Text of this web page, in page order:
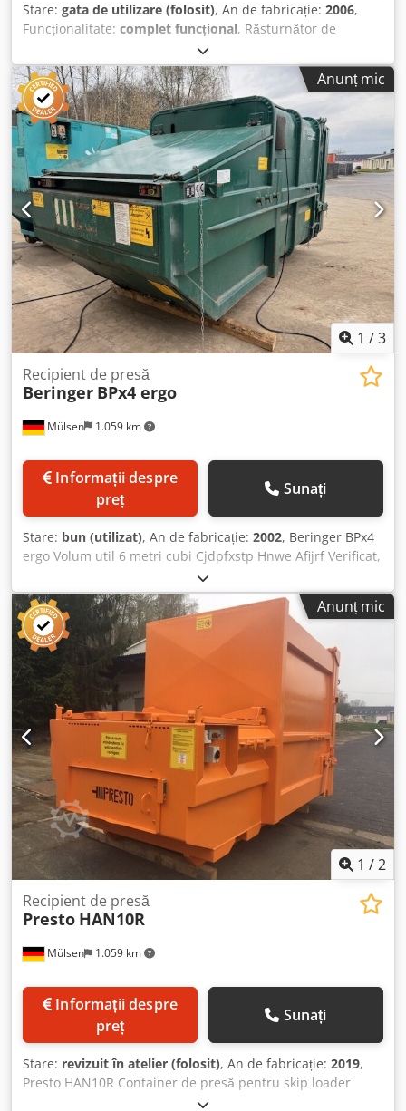
Stare: gata de utilizare (folosit), An de fabricație: 2006,
Funcționalitate: complet funcțional, Răsturnător de
containere în stare bună pentru containere cu roți. Mai
multe disponibile pentru vânzare sau închiriere.
Cedpezhnnijfx Afijrf
Anunț mic
1 /3
Mülsen 1.059 km
Recipient de presă
Beringer BPx4 ergo
preț
Sunați
Stare: bun (utilizat), An de fabricație: 2002, Beringer BPx4
ergo Volum util 6 metri cubi Cjdpfxstp Hnwe Afijrf Verificat,
întreținut, complet funcțional. Aplicarea unei vopsele
suplimentare în culoarea RAL dorită este posibilă.
Noes3koku Cu plăcere vă vom oferi o ofertă, inclusiv
livrarea.
Anunț mic
1 /2
Mülsen 1.059 km
Recipient de presă
Presto HAN10R
preț
Sunați
Stare: revizuit în atelier (folosit), An de fabricație: 2019,
Presto HAN10R Container de presă pentru skip loader
Volum util 10 m³ Ușă de golire prinsă sus Crsdow Uqngspfx